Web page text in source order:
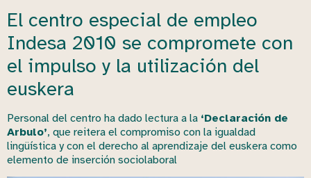
El centro especial de empleo
Indesa 2010 se compromete con
el impulso y la utilización del
euskera
Personal del centro ha dado lectura a la ‘Declaración de
Arbulo’, que reitera el compromiso con la igualdad
lingüística y con el derecho al aprendizaje del euskera como
elemento de inserción sociolaboral